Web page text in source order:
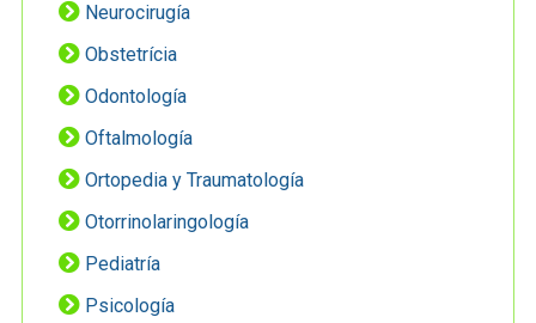
Neurocirugía
Obstetrícia
Odontología
Oftalmología
Ortopedia y Traumatología
Otorrinolaringología
Pediatría
Psicología